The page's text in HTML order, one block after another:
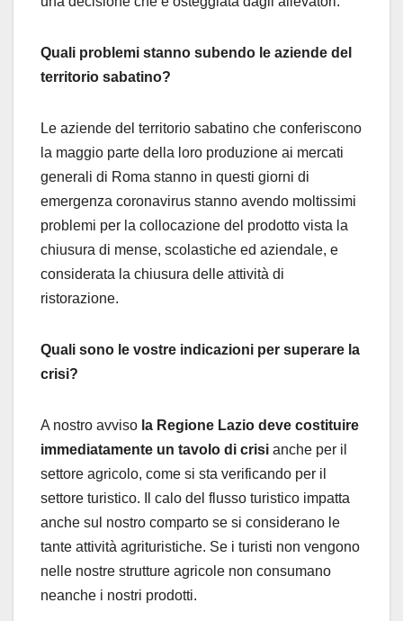
Quali problemi stanno subendo le aziende del
territorio sabatino?
Le aziende del territorio sabatino che conferiscono
la maggio parte della loro produzione ai mercati
generali di Roma stanno in questi giorni di
emergenza coronavirus stanno avendo moltissimi
problemi per la collocazione del prodotto vista la
chiusura di mense, scolastiche ed aziendale, e
considerata la chiusura delle attività di
ristorazione.
Quali sono le vostre indicazioni per superare la
crisi?
A nostro avviso la Regione Lazio deve costituire
immediatamente un tavolo di crisi anche per il
settore agricolo, come si sta verificando per il
settore turistico. Il calo del flusso turistico impatta
anche sul nostro comparto se si considerano le
tante attività agrituristiche. Se i turisti non vengono
nelle nostre strutture agricole non consumano
neanche i nostri prodotti.